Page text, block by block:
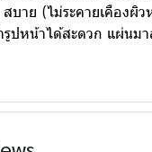
ย (ไม่ระคายเคืองผิ
ปหน้าได้สะดวก แผ่น